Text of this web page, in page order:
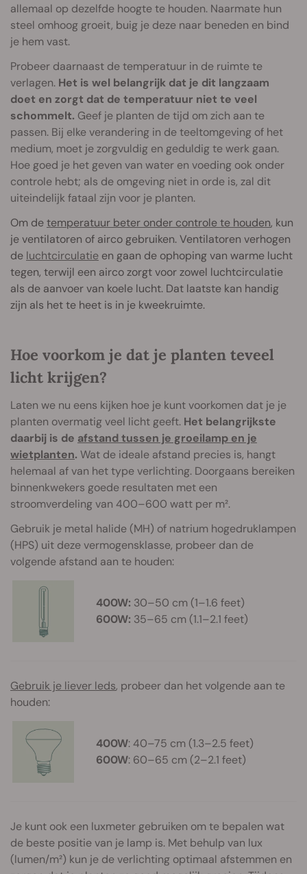
allemaal op dezelfde hoogte te houden. Naarmate hun
steel omhoog groeit, buig je deze naar beneden en bind
je hem vast.
Probeer daarnaast de temperatuur in de ruimte te
verlagen. Het is wel belangrijk dat je dit langzaam
doet en zorgt dat de temperatuur niet te veel
schommelt. Geef je planten de tijd om zich aan te
passen. Bij elke verandering in de teeltomgeving of het
medium, moet je zorgvuldig en geduldig te werk gaan.
Hoe goed je het geven van water en voeding ook onder
controle hebt; als de omgeving niet in orde is, zal dit
uiteindelijk fataal zijn voor je planten.
Om detemperatuur beter onder controle te houden, kun
je ventilatoren of airco gebruiken. Ventilatoren verhogen
de luchtcirculatie en gaan de ophoping van warme lucht
tegen, terwijl een airco zorgt voor zowel luchtcirculatie
als de aanvoer van koele lucht. Dat laatste kan handig
zijn als het te heet is in je kweekruimte.
Hoe voorkom je dat je planten teveel
licht krijgen?
Laten we nu eens kijken hoe je kunt voorkomen dat je je
planten overmatig veel licht geeft. Het belangrijkste
daarbij is de afstand tussen je groeilamp en je
wietplanten. Wat de ideale afstand precies is, hangt
helemaal af van het type verlichting. Doorgaans bereiken
binnenkwekers goede resultaten met een
stroomverdeling van 400–600 watt per m².
Gebruik je metal halide (MH) of natrium hogedruklampen
(HPS) uit deze vermogensklasse, probeer dan de
volgende afstand aan te houden:
400W: 30–50 cm (1–1.6 feet)
600W: 35–65 cm (1.1–2.1 feet)
Gebruik je liever leds, probeer dan het volgende aan te
houden:
400W: 40–75 cm (1.3–2.5 feet)
600W: 60–65 cm (2–2.1 feet)
Je kunt ook een luxmeter gebruiken om te bepalen wat
de beste positie van je lamp is. Met behulp van lux
(lumen/m²) kun je de verlichting optimaal afstemmen en